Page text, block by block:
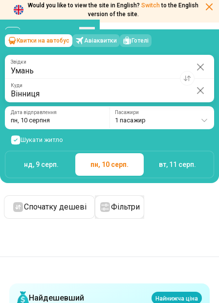
Would you like to view the site in English? Switch to the English
version of the site.
Умань →Вінниця
пн, 10 серпня/1 пасажир
Квитки на автобус Авіаквитки Готелі
Звідки
Куди
Дата відправлення
пн, 10 серпня
Пасажири
1 пасажир
Шукати житло
нд, 9 серп. пн, 10 серп. вт, 11 серп.
Спочатку дешеві Фільтри
Найдешевший
Найнижча ціна